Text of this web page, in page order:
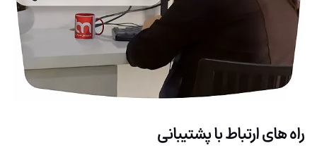
راه های ارتباط با پشتیبانی